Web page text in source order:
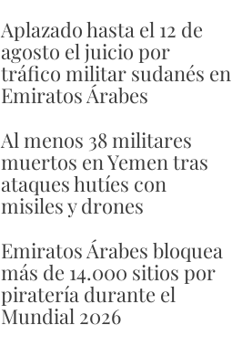
Aplazado hasta el 12 de
agosto el juicio por
tráfico militar sudanés en
Emiratos Árabes
Al menos 38 militares
muertos en Yemen tras
ataques hutíes con
misiles y drones
Emiratos Árabes bloquea
más de 14.000 sitios por
piratería durante el
Mundial 2026